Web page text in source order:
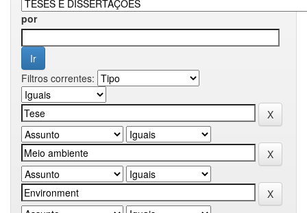
por
Filtros correntes: